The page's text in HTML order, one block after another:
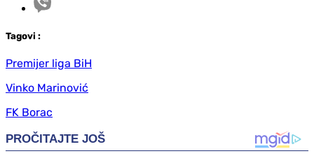
Tagovi :
Premijer liga BiH
Vinko Marinović
FK Borac